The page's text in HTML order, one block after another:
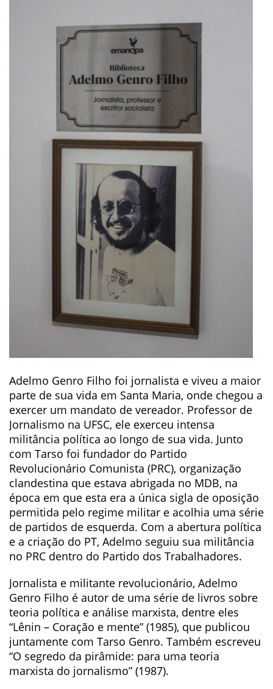
Adelmo Genro Filho foi jornalista e viveu a maior
parte de sua vida em Santa Maria, onde chegou a
exercer um mandato de vereador. Professor de
Jornalismo na UFSC, ele exerceu intensa
militância política ao longo de sua vida. Junto
com Tarso foi fundador do Partido
Revolucionário Comunista (PRC), organização
clandestina que estava abrigada no MDB, na
época em que esta era a única sigla de oposição
permitida pelo regime militar e acolhia uma série
de partidos de esquerda. Com a abertura política
e a criação do PT, Adelmo seguiu sua militância
no PRC dentro do Partido dos Trabalhadores.
Jornalista e militante revolucionário, Adelmo
Genro Filho é autor de uma série de livros sobre
teoria política e análise marxista, dentre eles
“Lênin – Coração e mente” (1985), que publicou
juntamente com Tarso Genro. Também escreveu
“O segredo da pirâmide: para uma teoria
marxista do jornalismo” (1987).